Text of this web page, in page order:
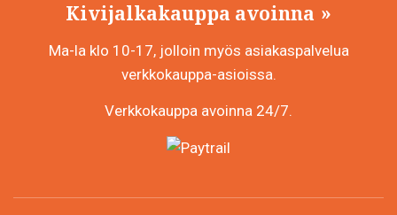
Kivijalkakauppa avoinna
Ma-la klo 10-17, jolloin myös asiakaspalvelua
verkkokauppa-asioissa.
Verkkokauppa avoinna 24/7.